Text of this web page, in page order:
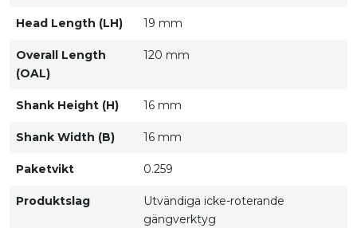
Head Length (LH) 19 mm
Overall Length
(OAL)
120 mm
Shank Height (H) 16 mm
Shank Width (B) 16 mm
Paketvikt 0.259
Produktslag
Utvändiga icke-roterande
gängverktyg